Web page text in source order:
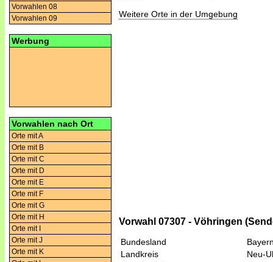
Vorwahlen 08
Vorwahlen 09
Werbung
Vorwahlen nach Ort
Orte mit A
Orte mit B
Orte mit C
Orte mit D
Orte mit E
Orte mit F
Orte mit G
Orte mit H
Orte mit I
Orte mit J
Orte mit K
Weitere Orte in der Umgebung
Vorwahl 07307 - Vöhringen
Bundesland
Landkreis
Neu-